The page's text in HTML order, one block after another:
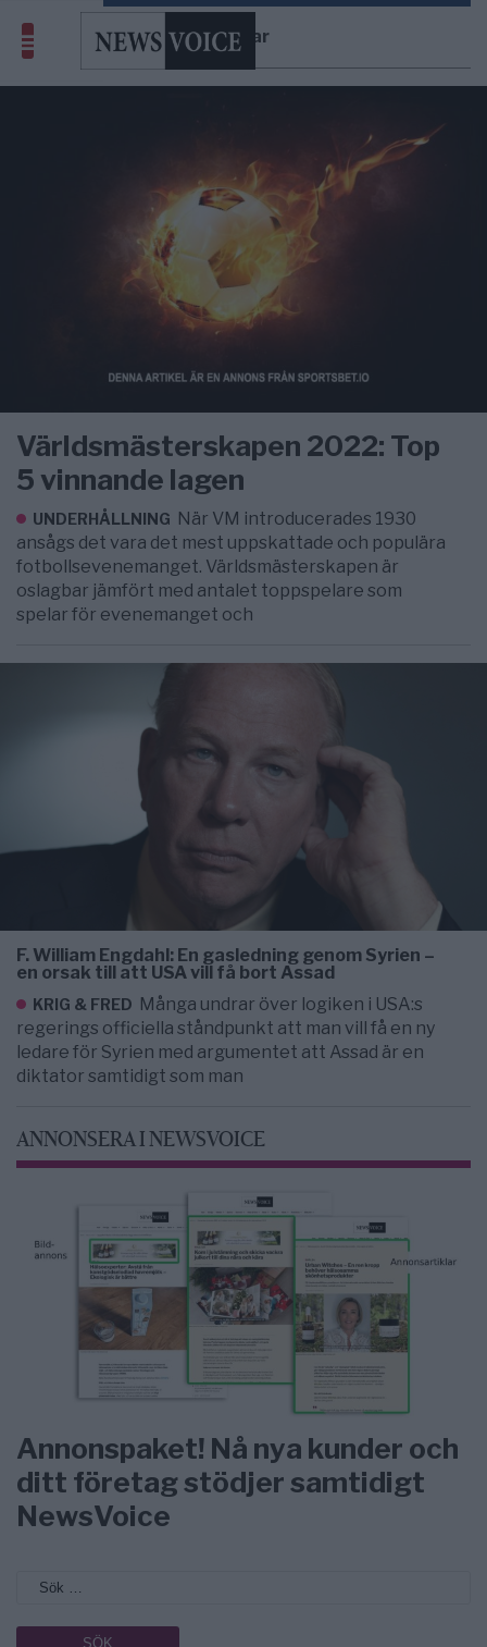
Qatar
Världsmästerskapen 2022: Top
5 vinnande lagen
UNDERHÅLLNING När VM introducerades 1930
ansågs det vara det mest uppskattade och populära
fotbollsevenemanget. Världsmästerskapen är
oslagbar jämfört med antalet toppspelare som
spelar för evenemanget och
F. William Engdahl: En gasledning genom Syrien –
en orsak till att USA vill få bort Assad
KRIG & FRED Många undrar över logiken i USA:s
regerings officiella ståndpunkt att man vill få en ny
ledare för Syrien med argumentet att Assad är en
diktator samtidigt som man
ANNONSERA I NEWSVOICE
Annonspaket! Nå nya kunder och
ditt företag stödjer samtidigt
NewsVoice